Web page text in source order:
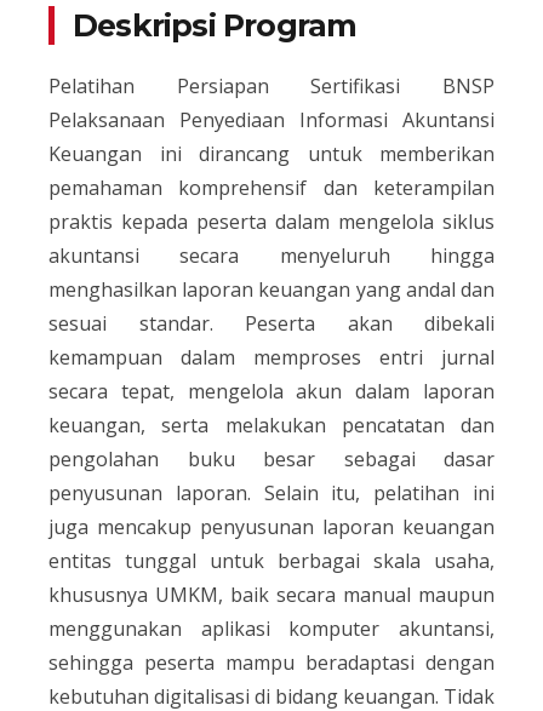
Deskripsi Program
Pelatihan Persiapan Sertifikasi BNSP
Pelaksanaan Penyediaan Informasi Akuntansi
Keuangan ini dirancang untuk memberikan
pemahaman komprehensif dan keterampilan
praktis kepada peserta dalam mengelola siklus
akuntansi secara menyeluruh hingga
menghasilkan laporan keuangan yang andal dan
sesuai standar. Peserta akan dibekali
kemampuan dalam memproses entri jurnal
secara tepat, mengelola akun dalam laporan
keuangan, serta melakukan pencatatan dan
pengolahan buku besar sebagai dasar
penyusunan laporan. Selain itu, pelatihan ini
juga mencakup penyusunan laporan keuangan
entitas tunggal untuk berbagai skala usaha,
khususnya UMKM, baik secara manual maupun
menggunakan aplikasi komputer akuntansi,
sehingga peserta mampu beradaptasi dengan
kebutuhan digitalisasi di bidang keuangan. Tidak